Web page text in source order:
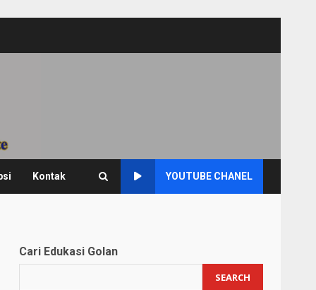
Kontak YOUTUBE CHANEL
Cari Edukasi Golan
SEARCH